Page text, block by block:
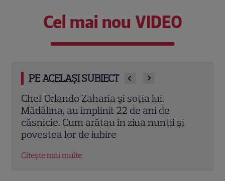
Cel mai nou VIDEO
PE ACELAȘI SUBIECT
Cine este Cosmin Curticăpean, soțul
Laurei Cosoi. Afaceri, vârstă și povestea
de iubire care durează de peste 10 ani
Citește mai multe